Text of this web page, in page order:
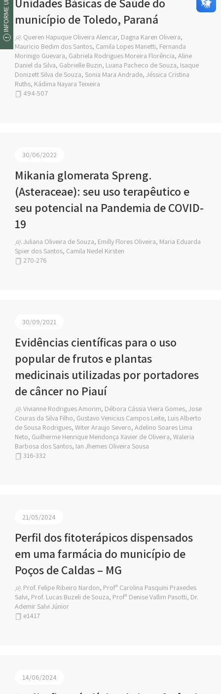
município de Toledo, Paraná
Queren Hapuque Oliveira Alencar, Dagna Karen Oliveira,
Mauricio Bedim dos Santos, Camila Lopes Manetti, Fernanda
Morinigo Guevara, Gabriela Rodrigues Moreira Florência, Aline
Daniel da Silva, Gabrielle Buzin, Luana Pacheco de Souza, Isaque
Donizett Silva de Souza, Sonia Mara Andrade, Jéssica Cristina
Ruths, Kádima Nayara Teixeira
494-507
30/06/2022
Mikania glomerata Spreng.
(Asteraceae): seu uso terapêutico e
seu potencial na Pandemia de COVID-
19
Juliana Oliveira de Souza, Emilly Flores Oliveira, Maria Eduarda
Spier dos Santos, Camila Nedel Kirsten
270-276
30/09/2021
Evidências científicas para o uso
popular de frutos e plantas
medicinais utilizadas por portadores
de câncer no Piauí
Vivianne Rodrigues Amorim, Débora Cássia Vieira Gomes, Jose
Couras da Silva Filho, Gustavo Venicius Campos Leite, Luis Alberto
de Sousa Rodrigues, Witer Araujo Severo, Adelino Soares Lima
Neto, Guilherme Henrique Mendonça Xavier de Oliveira, Waleria
Barbosa dos Santos, Ian Jhemes Oliveira Sousa
316-332
21/05/2024
Perfil dos fitoterápicos dispensados
em uma farmácia do município de
Poços de Caldas – MG
Prof. Felipe Ribeiro Nardon, Profª Carolina Pasquini Praxedes
Salvi, Prof. Lucas Buzeli de Souza, Profª Denise Vallim Pasotti, Dr.
Ademir Salvi Júnior
e1417
14/06/2024